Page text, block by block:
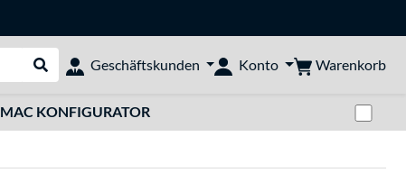
Suche durchführen
Geschäftskunden Konto Warenkorb
MAC KONFIGURATOR